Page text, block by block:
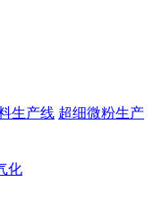
生产线 超细微粉生产
化